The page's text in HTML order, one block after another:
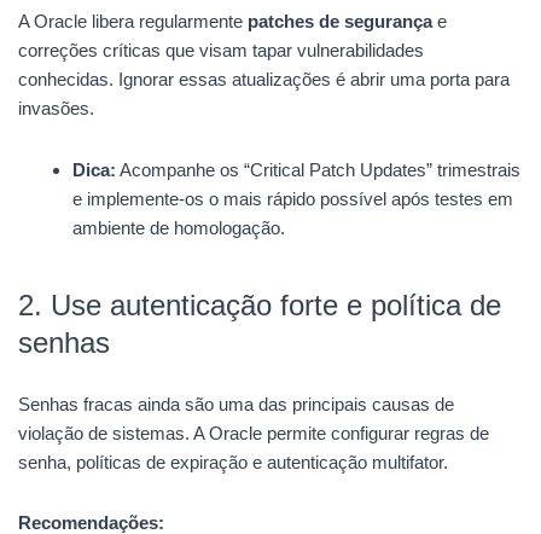
A Oracle libera regularmente patches de segurançae
correções críticas que visam tapar vulnerabilidades
conhecidas. Ignorar essas atualizações é abrir uma porta para
invasões.
Dica: Acompanhe os “Critical Patch Updates” trimestrais
e implemente-os o mais rápido possível após testes em
ambiente de homologação.
2. Use autenticação forte e política de
senhas
Senhas fracas ainda são uma das principais causas de
violação de sistemas. A Oracle permite configurar regras de
senha, políticas de expiração e autenticação multifator.
Recomendações: